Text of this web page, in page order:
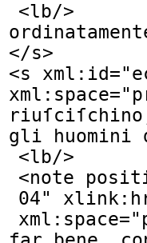
<lb/>
</s>
<s xml:id="
xml:space="
gli huomini
<lb/>
<note
04"
xml:space="